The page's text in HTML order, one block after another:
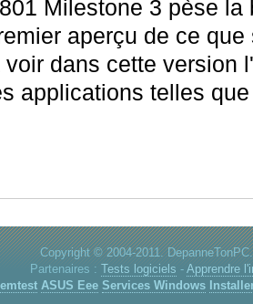
Milestone 3 pèse la
aperçu de ce
dans cette version
applications telles
Copyright © 2004-2011.
Partenaires : Tests logiciels - Apprendre
ASUS Eee Services Windows